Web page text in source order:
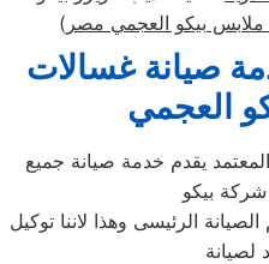
بيكو العجمي مصر )
صيانة غسالات
العجمي
يقدم خدمة صيانة جميع
بيكو
الرئيسى وهذا لاننا توكيل
لصيانة